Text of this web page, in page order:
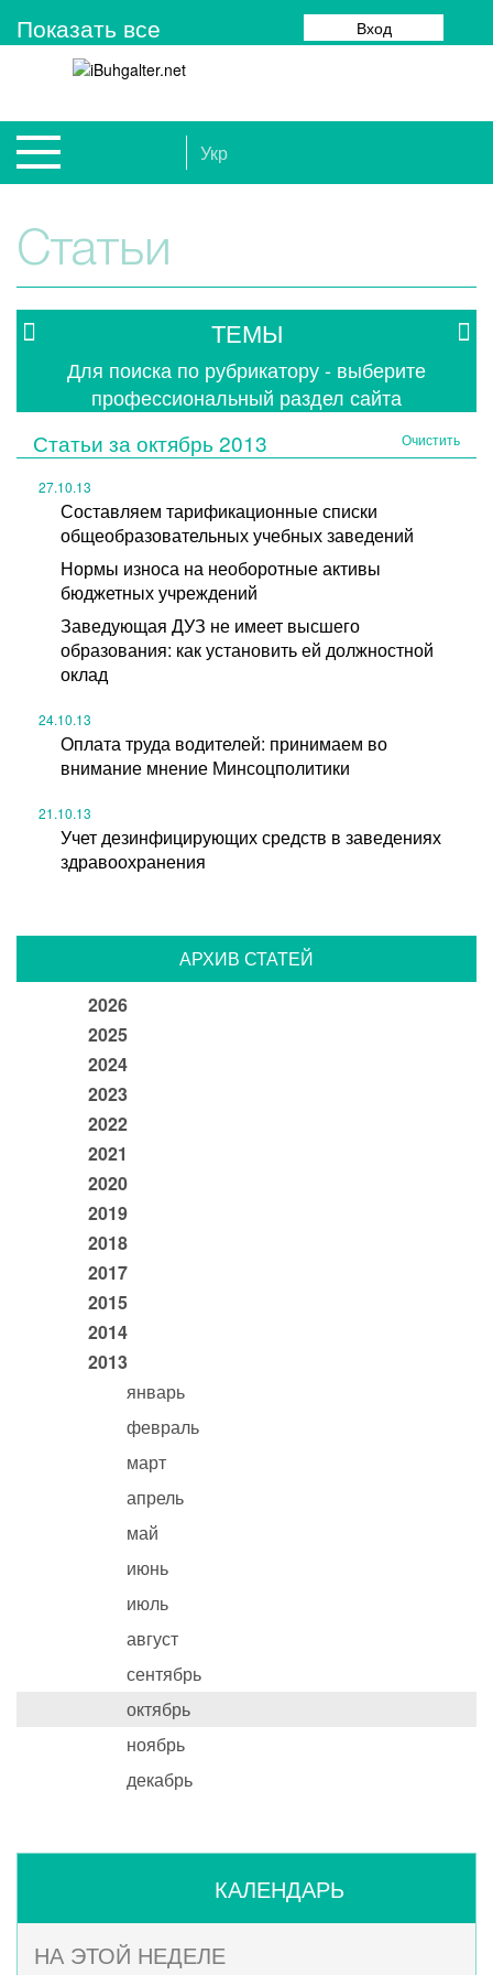
Показать все Вход
Укр
Статьи
ТЕМЫ
Для поиска по рубрикатору - выберите
профессиональный раздел сайта
Статьи за октябрь 2013 Очистить
27.10.13
Составляем тарификационные списки
общеобразовательных учебных заведений
Нормы износа на необоротные активы
бюджетных учреждений
Заведующая ДУЗ не имеет высшего
образования: как установить ей должностной
оклад
24.10.13
Оплата труда водителей: принимаем во
внимание мнение Минсоцполитики
21.10.13
Учет дезинфицирующих средств в заведениях
здравоохранения
АРХИВ СТАТЕЙ
2026
2025
2024
2023
2022
2021
2020
2019
2018
2017
2015
2014
2013
январь
февраль
март
апрель
май
июнь
июль
август
сентябрь
октябрь
ноябрь
декабрь
КАЛЕНДАРЬ
НА ЭТОЙ НЕДЕЛЕ